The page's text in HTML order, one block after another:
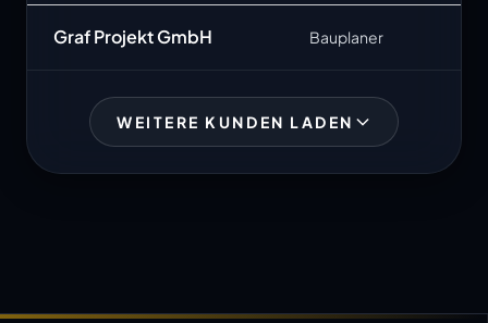
Graf Projekt GmbH Bauplaner
WEITERE KUNDEN LADEN